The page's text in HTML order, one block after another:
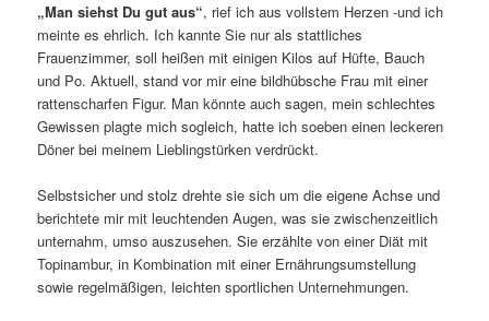
„Man siehst Du gut aus“, rief ich aus vollstem Herzen -und ich
meinte es ehrlich. Ich kannte Sie nur als stattliches
Frauenzimmer, soll heißen mit einigen Kilos auf Hüfte, Bauch
und Po. Aktuell, stand vor mir eine bildhübsche Frau mit einer
rattenscharfen Figur. Man könnte auch sagen, mein schlechtes
Gewissen plagte mich sogleich, hatte ich soeben einen leckeren
Döner bei meinem Lieblingstürken verdrückt.
Selbstsicher und stolz drehte sie sich um die eigene Achse und
berichtete mir mit leuchtenden Augen, was sie zwischenzeitlich
unternahm, umso auszusehen. Sie erzählte von einer Diät mit
Topinambur, in Kombination mit einer Ernährungsumstellung
sowie regelmäßigen, leichten sportlichen Unternehmungen.